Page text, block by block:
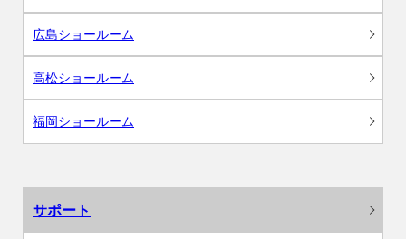
広島ショールーム
高松ショールーム
福岡ショールーム
サポート